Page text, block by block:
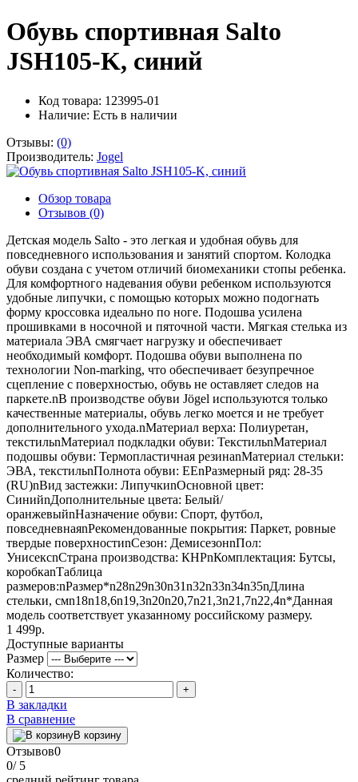
Обувь спортивная Salto
JSH105-K, синий
Код товара: 123995-01
Наличие: Есть в наличии
Отзывы: (0)
Производитель: Jogel
Обзор товара
Отзывов (0)
Детская модель Salto - это легкая и удобная обувь для
повседневного использования и занятий спортом. Колодка
обуви создана с учетом отличий биомеханики стопы ребенка.
Для комфортного надевания обуви ребенком используются
удобные липучки, с помощью которых можно подогнать
форму кроссовка идеально по ноге. Подошва усилена
прошивками в носочной и пяточной части. Мягкая стелька из
материала ЭВА смягчает нагрузку и обеспечивает
необходимый комфорт. Подошва обуви выполнена по
технологии Non-marking, что обеспечивает безупречное
сцепление с поверхностью, обувь не оставляет следов на
паркете.nВ производстве обуви Jögel используются только
качественные материалы, обувь легко моется и не требует
дополнительного ухода.nМатериал верха: Полиуретан,
текстильnМатериал подкладки обуви: ТекстильnМатериал
подошвы обуви: Термопластичная резинаnМатериал стельки:
ЭВА, текстильnПолнота обуви: ЕЕnРазмерный ряд: 28-35
(RU)nВид застежки: ЛипучкиnОсновной цвет:
СинийnДополнительные цвета: Белый/
оранжевыйnНазначение обуви: Спорт, футбол,
повседневнаяnРекомендованные покрытия: Паркет, ровные
твердые поверхностиnСезон: ДемисезонnПол:
УнисексnСтрана производства: КНРnКомплектация: Бутсы,
коробкаnТаблица
размеров:nРазмер*n28n29n30n31n32n33n34n35nДлина
стельки, смn18n18,6n19,3n20n20,7n21,3n21,7n22,4n*Данная
модель соответствует указанному российскому размеру.
1 499р.
Доступные варианты
Размер
Количество:
- +
В закладки
В сравнение
В корзину
Отзывов0
0/ 5